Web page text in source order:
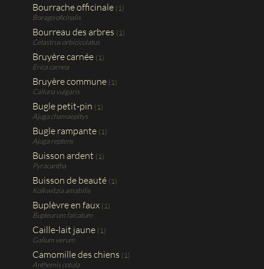
Bourrache officinale (1)
Borago oficinalis
Bourreau des arbres (1)
Celastrus orbiciculatus
Bruyère carnée (1)
Erica carnea
Bruyère commune (1)
Calluna vulgaris
Bugle petit-pin (1)
Ajuga chamaepitys
Bugle rampante (1)
Ajuga reptens
Buisson ardent (1)
Pyracantha
Buisson de beauté (1)
Kolkwitzia amabilis
Buplèvre en faux (1)
Bupleurum falcatum
Caille-lait jaune (1)
Galium verum
Camomille des chiens (1)
Anthemis cotula